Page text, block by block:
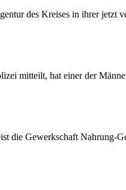
des Kreises in ihrer jetzt
mitteilt, hat einer der
die Gewerkschaft Nahrung-